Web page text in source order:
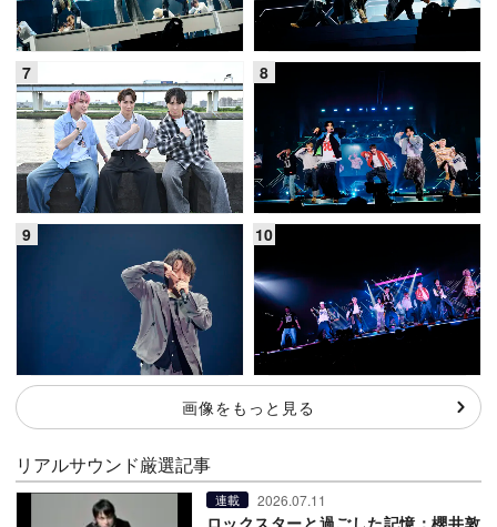
画像をもっと見る
リアルサウンド厳選記事
連載 2026.07.11